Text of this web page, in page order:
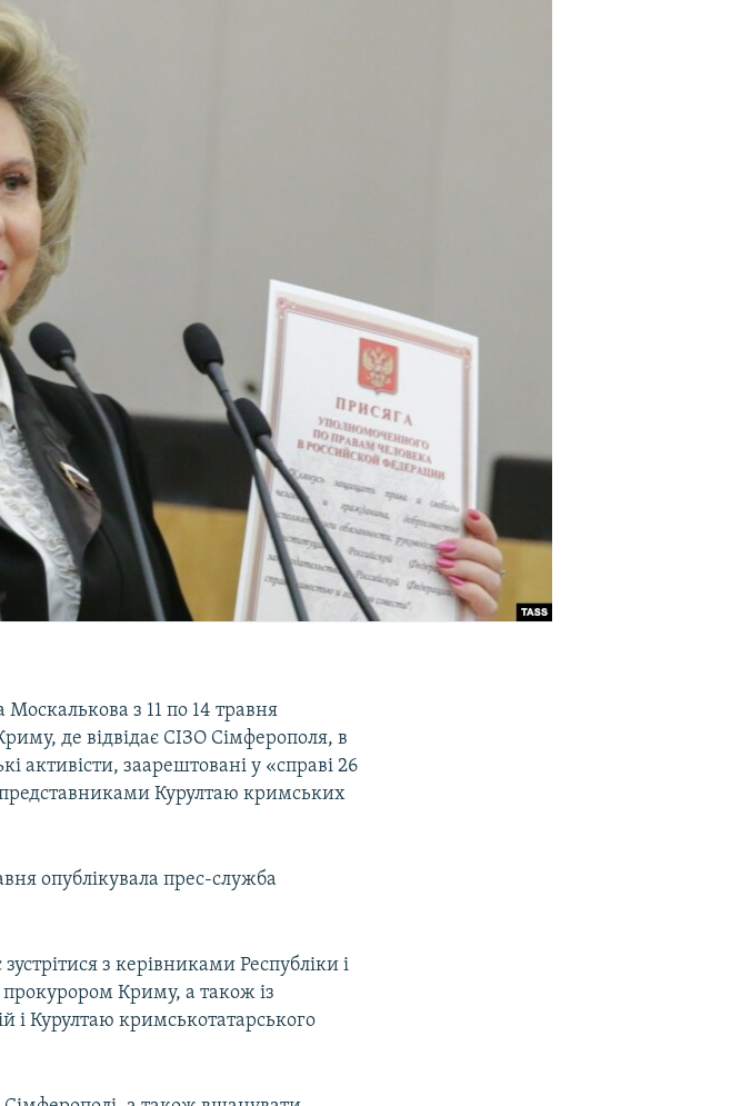
з 11 по 14 травня
де відвідає СІЗО Сімферополя, в
активісти, заарештовані у «справі 26
представниками Курултаю кримських
опублікувала прес-служба
з керівниками Республіки і
Криму, а також із
і Курултаю кримськотатарського